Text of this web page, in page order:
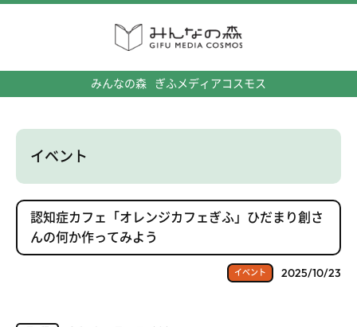
みんなの森 ぎふメディアコスモス
イベント
認知症カフェ「オレンジカフェぎふ」ひだまり創さ
んの何か作ってみよう
イベント 2025/10/23